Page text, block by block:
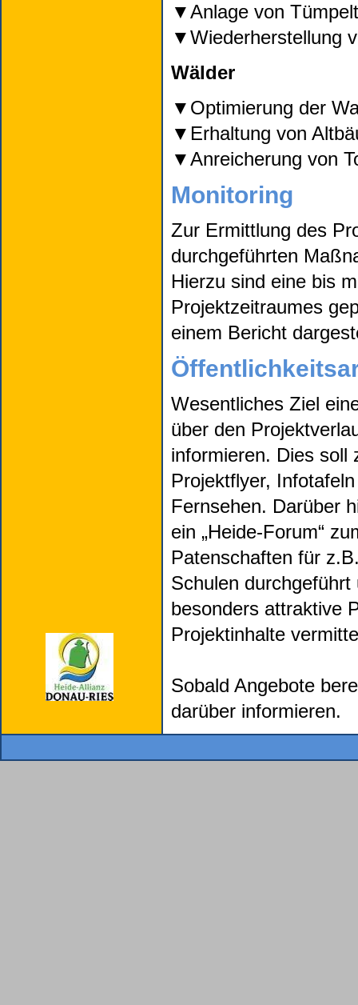
Anlage von
Wiederherstellung
Wälder
Optimierung der
Erhaltung von
Anreicherung von
Monitoring
Zur Ermittlung des
durchgeführten
Hierzu sind eine bis
Projektzeitraumes
einem Bericht
Wesentliches Ziel
über den
informieren. Dies soll
Projektflyer,
Fernsehen. Darüber
ein „Heide-Forum“
Patenschaften für
Schulen
besonders attraktive
Projektinhalte
Sobald Angebote
darüber informieren.